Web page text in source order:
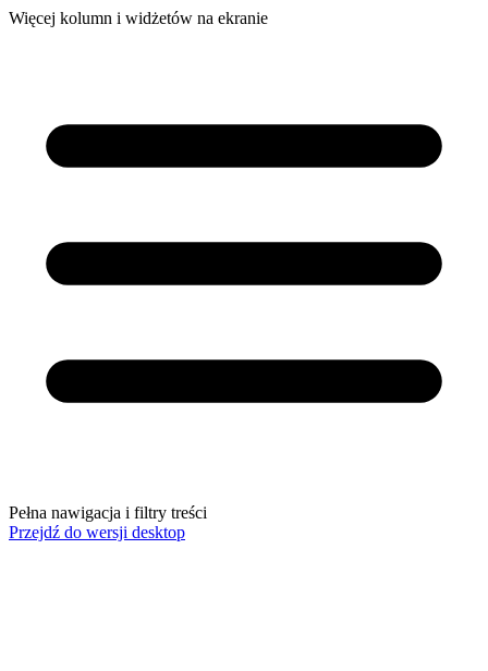
Więcej kolumn i widżetów na ekranie
Pełna nawigacja i filtry treści
Przejdź do wersji desktop